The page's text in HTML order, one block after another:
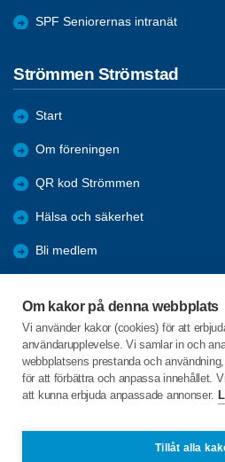
Om kakor på denna webbplats
Vi använder kakor (cookies) för att
användarupplevelse. Vi samlar in och
webbplatsens prestanda och
för att förbättra och anpassa innehållet.
att kunna erbjuda anpassade annonser.
Tillåt alla
SPF Seniorernas intranät
Strömmen Strömstad
Start
Om föreningen
QR kod Strömmen
Hälsa och säkerhet
Bli medlem
Kommande resor
Arkiv
C/o:Stanley Lysell